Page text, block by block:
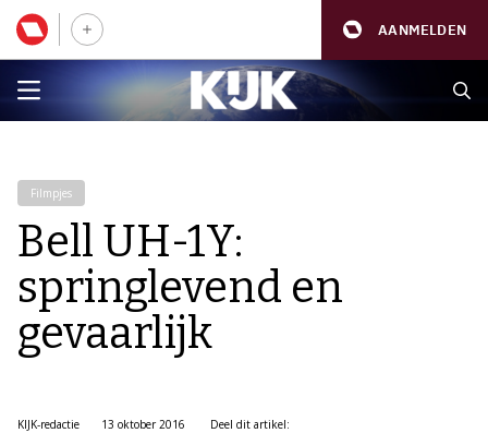
AANMELDEN
Filmpjes
Bell UH-1Y:
springlevend en
gevaarlijk
KIJK-redactie
13 oktober 2016
Deel dit artikel: